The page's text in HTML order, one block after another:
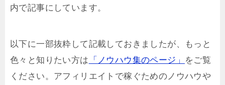
内で記事にしています。
以下に一部抜粋して記載しておきましたが、もっと
色々と知りたい方は 「ノウハウ集のページ」
をご覧
ください。アフィリエイトで稼ぐためのノウハウや